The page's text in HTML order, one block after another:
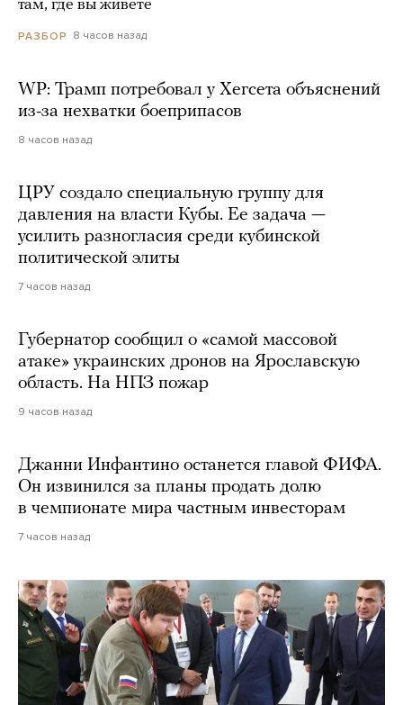
там, где вы живете
РАЗБОР 8 часов назад
WP: Трамп потребовал у Хегсета объяснений
из-за нехватки боеприпасов
8 часов назад
ЦРУ создало специальную группу для
давления на власти Кубы. Ее задача —
усилить разногласия среди кубинской
политической элиты
7 часов назад
Губернатор сообщил о «самой массовой
атаке» украинских дронов на Ярославскую
область. На НПЗ пожар
9 часов назад
Джанни Инфантино останется главой ФИФА.
Он извинился за планы продать долю
в чемпионате мира частным инвесторам
7 часов назад